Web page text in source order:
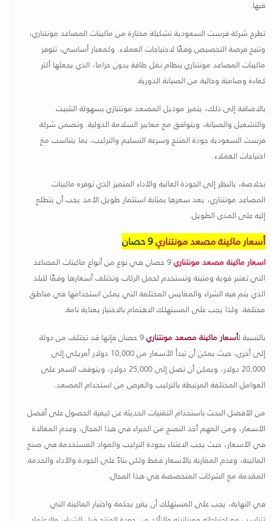
فيها.
تطرح شركة فرست السعودية تشكيلة مختارة من ماكينات المصاعد مونتناري،
وتتيح فرصة التخصيص وفقًا لاحتياجات العملاء. وكمعيار أساسي، تتوفر
ماكينات المصاعد مونتناري بنظام نقل طاقة بدون حزاما، الذي يجعلها أكثر
كفاءة وصامتة وخالية من الصيانة الدورية.
بالاضافة إلى ذلك، يتميز موديل المصعد مونتناري بسهولة التثبيت
والتشغيل والصيانة، ويتوافق مع معايير السلامة الدولية. وتضمن شركة
فرست السعودية جودة المنتج وسرعة التسليم والتركيب، بما يتناسب مع
احتياجات العملاء.
بخلاصة، بالنظر إلى الجودة العالية والأداء المتميز الذي توفره ماكينات
المصاعد مونتناري، يعد سعرها بمثابة استثمار طويل الأمد يجب أن يتطلع
إليه على المدى الطويل.
أسعار ماكينة مصعد مونتناري
اسعار ماكينة مصعد مونتناري
9 حصان هي نوع من أنواع ماكينات المصاعد
التي تعتبر قوية ومتينة وتستخدم لحمل الركاب وتختلف أسعارها وفقًا للبلد
الذي يتم فيه الشراء والمقايس المختلفة التي يمكن استخدامها في مناطق
مختلفة. ولذا يجب على المستهلك الاهتمام بالاختيار بعناية تامة.
بالنسبة لأسعار ماكينة مصعد مونتناري
9 حصان فإنها قد تختلف من دولة
إلى أخرى، حيث يمكن أن تبدأ الأسعار من 10,000 دولار أمريكي إلى
20,000 دولار، ويمكن أن تصل إلى 25,000 دولار، ويتوقف السعر على
العوامل المختلفة المرتبطة بالتركيب والغرض من استخدام المصعد.
من الأفضل البحث باستخدام التقنيات الحديثة عن كيفية الحصول على أفضل
الأسعار، ومن المهم أخذ النصح من الخبراء في هذا المجال، وعدم المغالاة
في الأسعار، حيث يجب الاعتناء بجودة التركيب والمواد المستخدمة في صنع
الماكينة، وعدم المقارنة بالأسعار فقط ولكن بناءً على الجودة والأداء والخدمة
المقدمة مع الشركات المتخصصة في هذا المجال.
في النهاية، يجب على المستهلك أن يقرر بحكمة واختيار الماكينة التي